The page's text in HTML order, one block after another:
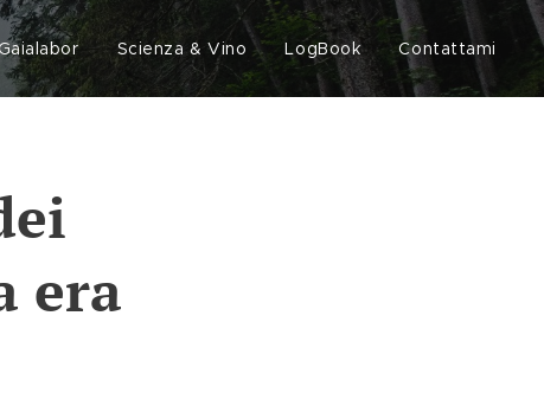
Gaialabor Scienza & Vino LogBook Contattami
era